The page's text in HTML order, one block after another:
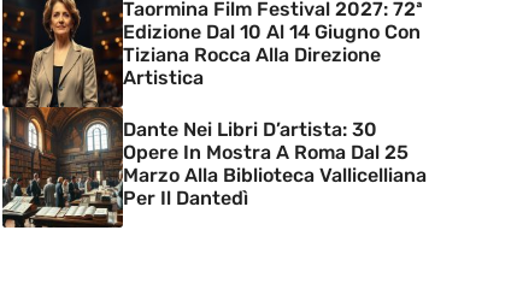
Taormina Film Festival 2027: 72ª
Edizione Dal 10 Al 14 Giugno Con
Tiziana Rocca Alla Direzione
Artistica
Dante Nei Libri D’artista: 30
Opere In Mostra A Roma Dal 25
Marzo Alla Biblioteca Vallicelliana
Per Il Dantedì